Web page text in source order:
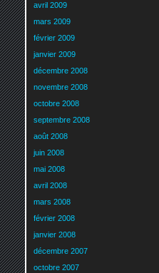
avril 2009
mars 2009
février 2009
janvier 2009
décembre 2008
novembre 2008
octobre 2008
septembre 2008
août 2008
juin 2008
mai 2008
avril 2008
mars 2008
février 2008
janvier 2008
décembre 2007
octobre 2007